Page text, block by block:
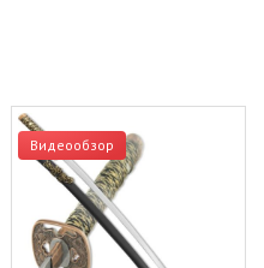
Видеообзор